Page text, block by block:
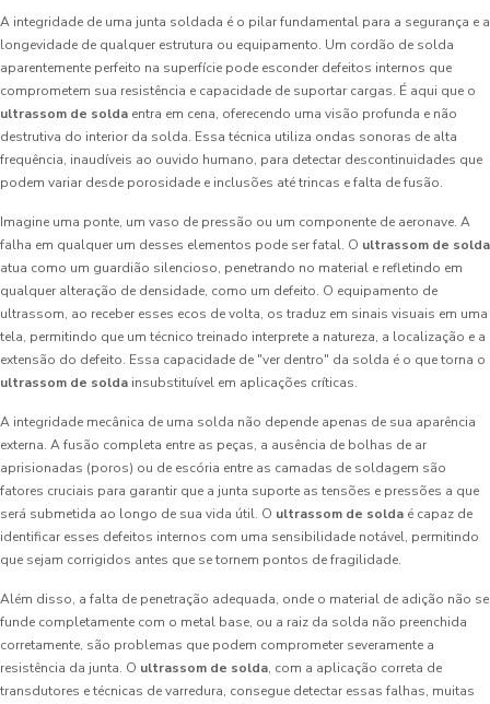
A integridade de uma junta soldada é o pilar fundamental para a segurança e a
longevidade de qualquer estrutura ou equipamento. Um cordão de solda
aparentemente perfeito na superfície pode esconder defeitos internos que
comprometem sua resistência e capacidade de suportar cargas. É aqui que o
ultrassom de solda entra em cena, oferecendo uma visão profunda e não
destrutiva do interior da solda. Essa técnica utiliza ondas sonoras de alta
frequência, inaudíveis ao ouvido humano, para detectar descontinuidades que
podem variar desde porosidade e inclusões até trincas e falta de fusão.
Imagine uma ponte, um vaso de pressão ou um componente de aeronave. A
falha em qualquer um desses elementos pode ser fatal. O ultrassom de solda
atua como um guardião silencioso, penetrando no material e refletindo em
qualquer alteração de densidade, como um defeito. O equipamento de
ultrassom, ao receber esses ecos de volta, os traduz em sinais visuais em uma
tela, permitindo que um técnico treinado interprete a natureza, a localização e a
extensão do defeito. Essa capacidade de "ver dentro" da solda é o que torna o
ultrassom de solda insubstituível em aplicações críticas.
A integridade mecânica de uma solda não depende apenas de sua aparência
externa. A fusão completa entre as peças, a ausência de bolhas de ar
aprisionadas (poros) ou de escória entre as camadas de soldagem são
fatores cruciais para garantir que a junta suporte as tensões e pressões a que
será submetida ao longo de sua vida útil. O ultrassom de solda é capaz de
identificar esses defeitos internos com uma sensibilidade notável, permitindo
que sejam corrigidos antes que se tornem pontos de fragilidade.
Além disso, a falta de penetração adequada, onde o material de adição não se
funde completamente com o metal base, ou a raiz da solda não preenchida
corretamente, são problemas que podem comprometer severamente a
resistência da junta. O ultrassom de solda, com a aplicação correta de
transdutores e técnicas de varredura, consegue detectar essas falhas, muitas